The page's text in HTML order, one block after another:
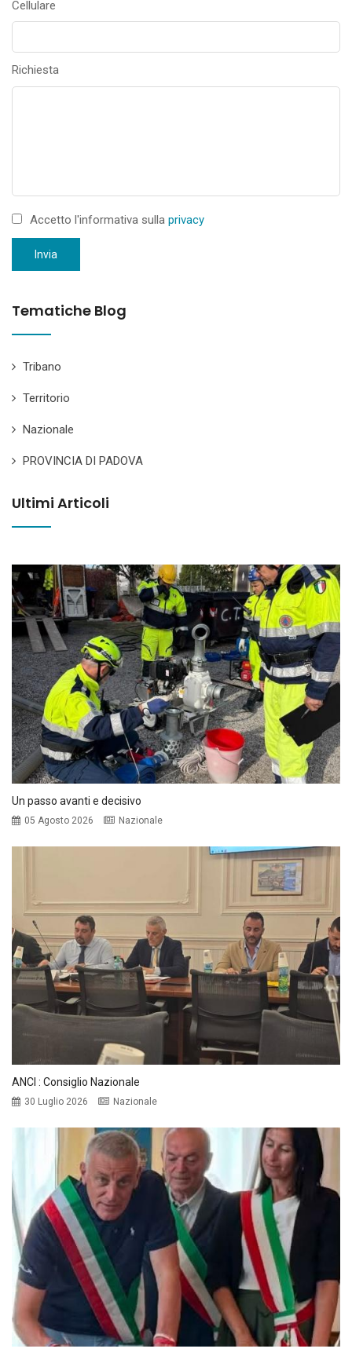
Cellulare
Richiesta
Accetto l'informativa sulla privacy
Invia
Tematiche Blog
Tribano
Territorio
Nazionale
PROVINCIA DI PADOVA
Ultimi Articoli
Un passo avanti e decisivo
05 Agosto 2026 Nazionale
ANCI : Consiglio Nazionale
30 Luglio 2026 Nazionale